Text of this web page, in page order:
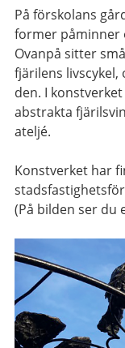
På förskolans
former påminner
Ovanpå sitter
fjärilens
den. I
abstrakta
ateljé.
Konstverket har
(På bilden ser du